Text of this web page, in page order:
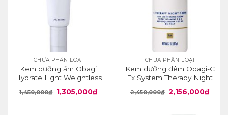
CHƯA PHÂN LOẠI
Kem dưỡng ẩm Obagi
Hydrate Light Weightless
1,450,000₫
Giá
gốc
1,305,000₫Giá
hiện
CHƯA PHÂN LOẠI
Kem dưỡng đêm Obagi-C
Fx System Therapy Night
2,450,000₫ Giá
gốc
2,156,000₫Giá
hiện